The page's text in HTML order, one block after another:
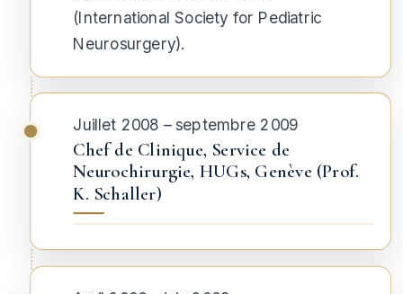
(International Society for Pediatric
Neurosurgery).
Juillet 2008 – septembre 2009
Chef de Clinique, Service de
Neurochirurgie, HUGs, Genève (Prof.
K. Schaller)